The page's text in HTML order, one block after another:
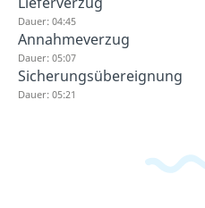
Dauer: 04:45
Annahmeverzug
Dauer: 05:07
Sicherungsübereignung
Dauer: 05:21